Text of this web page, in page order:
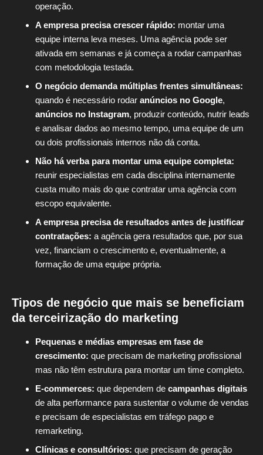
operação.
A empresa precisa crescer rápido: montar uma
equipe interna leva meses. Uma agência pode ser
ativada em semanas e já começa a rodar campanhas
com metodologia testada.
O negócio demanda múltiplas frentes simultâneas:
quando é necessário rodar anúncios no Google,
anúncios no Instagram, produzir conteúdo, nutrir leads
e analisar dados ao mesmo tempo, uma equipe de um
ou dois profissionais internos não dá conta.
Não há verba para montar uma equipe completa:
reunir especialistas em cada disciplina internamente
custa muito mais do que contratar uma agência com
escopo equivalente.
A empresa precisa de resultados antes de justificar
contratações: a agência gera resultados que, por sua
vez, financiam o crescimento e, eventualmente, a
formação de uma equipe própria.
Tipos de negócio que mais se beneficiam
da terceirização do marketing
Pequenas e médias empresas em fase de
crescimento: que precisam de marketing profissional
mas não têm estrutura para montar um time completo.
E-commerces: que dependem de campanhas digitais
de alta performance para sustentar o volume de vendas
e precisam de especialistas em tráfego pago e
remarketing.
Clínicas e consultórios: que precisam de geração